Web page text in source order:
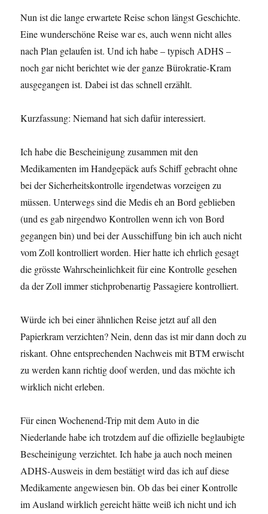
Nun ist die lange erwartete Reise schon längst Geschichte.
Eine wunderschöne Reise war es, auch wenn nicht alles
nach Plan gelaufen ist. Und ich habe – typisch ADHS –
noch gar nicht berichtet wie der ganze Bürokratie-Kram
ausgegangen ist. Dabei ist das schnell erzählt.
Kurzfassung: Niemand hat sich dafür interessiert.
Ich habe die Bescheinigung zusammen mit den
Medikamenten im Handgepäck aufs Schiff gebracht ohne
bei der Sicherheitskontrolle irgendetwas vorzeigen zu
müssen. Unterwegs sind die Medis eh an Bord geblieben
(und es gab nirgendwo Kontrollen wenn ich von Bord
gegangen bin) und bei der Ausschiffung bin ich auch nicht
vom Zoll kontrolliert worden. Hier hatte ich ehrlich gesagt
die grösste Wahrscheinlichkeit für eine Kontrolle gesehen
da der Zoll immer stichprobenartig Passagiere kontrolliert.
Würde ich bei einer ähnlichen Reise jetzt auf all den
Papierkram verzichten? Nein, denn das ist mir dann doch zu
riskant. Ohne entsprechenden Nachweis mit BTM erwischt
zu werden kann richtig doof werden, und das möchte ich
wirklich nicht erleben.
Für einen Wochenend-Trip mit dem Auto in die
Niederlande habe ich trotzdem auf die offizielle beglaubigte
Bescheinigung verzichtet. Ich habe ja auch noch meinen
ADHS-Ausweis in dem bestätigt wird das ich auf diese
Medikamente angewiesen bin. Ob das bei einer Kontrolle
im Ausland wirklich gereicht hätte weiß ich nicht und ich